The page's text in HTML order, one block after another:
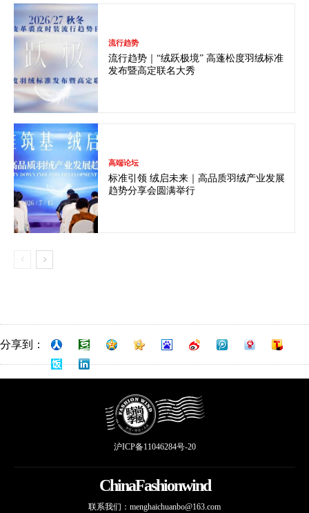
流行趋势
流行趋势｜“绒跃极境” 高蓬松度羽绒标准
发布暨高定联名大秀
高端论坛
标准引领 绒启未来｜高品质羽绒产业发展
趋势分享会圆满举行
分享到：
沪ICP备11046284号-20
ChinaFashionwind
联系我们： menghaichuanbo@163.com